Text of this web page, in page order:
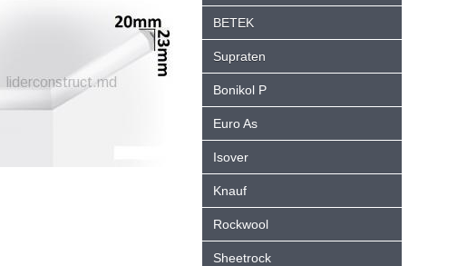
BETEK
Supraten
Bonikol P
Euro As
Isover
Knauf
Rockwool
Sheetrock